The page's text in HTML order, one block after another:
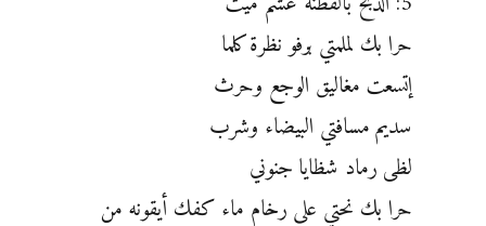
حرا بك لملمتي برفو نظرة كلما
إتسعت مغاليق الوجع وحرث
سديم مسافتي البيضاء وشرب
لظى رماد شظايا جنوني
حرا بك نحتي على رخام ماء كفك أيقونه من